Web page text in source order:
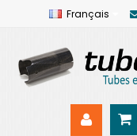
Français